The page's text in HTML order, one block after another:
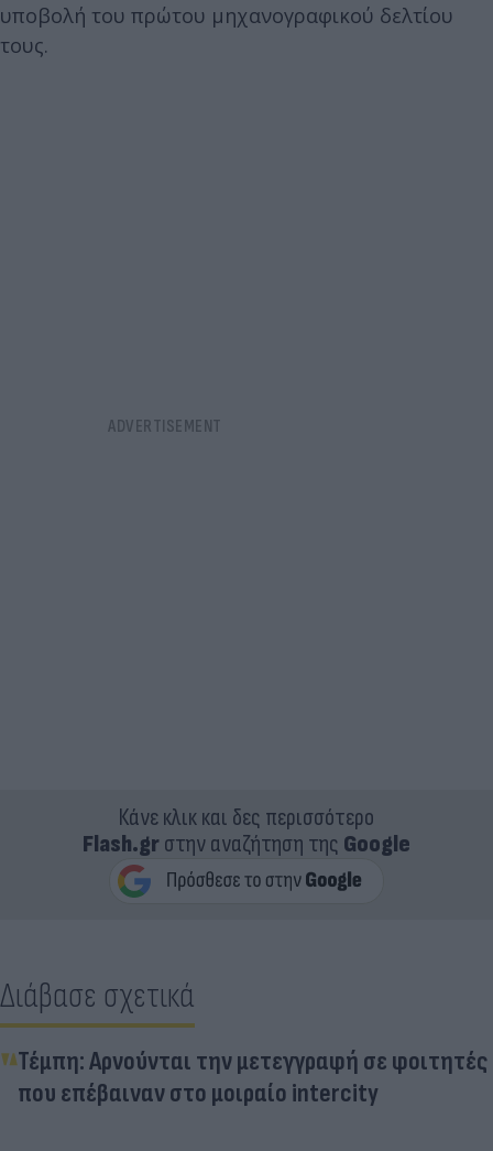
υποβολή του πρώτου μηχανογραφικού δελτίου
τους.
Κάνε κλικ και δες περισσότερο
Flash.grστην αναζήτηση της Google
Διάβασε σχετικά
Τέμπη: Αρνούνται την μετεγγραφή σε φοιτητές
που επέβαιναν στο μοιραίο intercity